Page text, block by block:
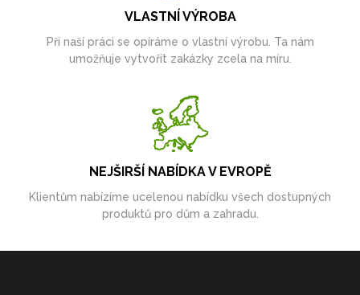
VLASTNÍ VÝROBA
Při naší práci se opíráme o vlastní výrobu. Ta nám
umožňuje vytvořit zakázky zcela na míru.
NEJŠIRŠÍ NABÍDKA V EVROPĚ
Klientům nabízíme ucelenou nabídku všech dostupných
produktů pro dům a zahradu.